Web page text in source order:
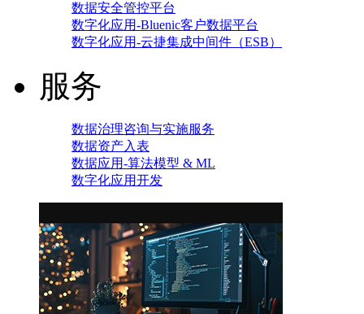
数据安全管控平台
数字化应用-Bluenic客户数据平台
数字化应用-云捷集成中间件（ESB）
服务
数据治理咨询与实施服务
数据资产入表
数据应用-算法模型 & ML
数字化应用开发